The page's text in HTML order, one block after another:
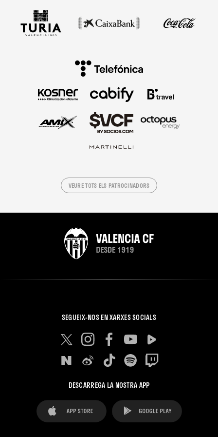
VEURE TOTS ELS PATROCINADORS
SEGUEIX-NOS EN XARXES SOCIALS
DESCARREGA LA NOSTRA APP